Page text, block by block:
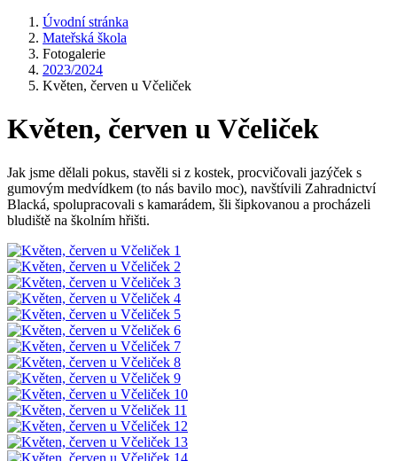
Úvodní stránka
Mateřská škola
Fotogalerie
2023/2024
Květen, červen u Včeliček
Květen, červen u Včeliček
Jak jsme dělali pokus, stavěli si z kostek, procvičovali jazýček s
gumovým medvídkem (to nás bavilo moc), navštívili Zahradnictví
Blacká, spolupracovali s kamarádem, šli šipkovanou a procházeli
bludiště na školním hřišti.